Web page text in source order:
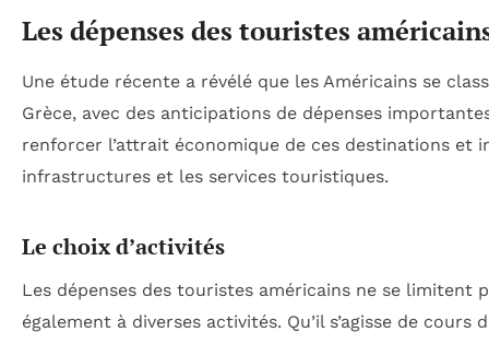
Les dépenses des touristes
Une étude récente a révélé que les Américains se
Grèce, avec des anticipations de dépenses
renforcer l’attrait économique de ces destinations et
infrastructures et les services touristiques.
Le choix d’activités
Les dépenses des touristes américains ne se limitent
également à diverses activités. Qu’il s’agisse de